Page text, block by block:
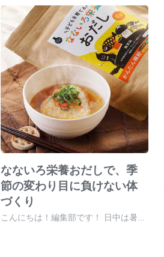
なないろ栄養おだしで、季
節の変わり目に負けない体
づくり
こんにちは！編集部です！ 日中は暑...